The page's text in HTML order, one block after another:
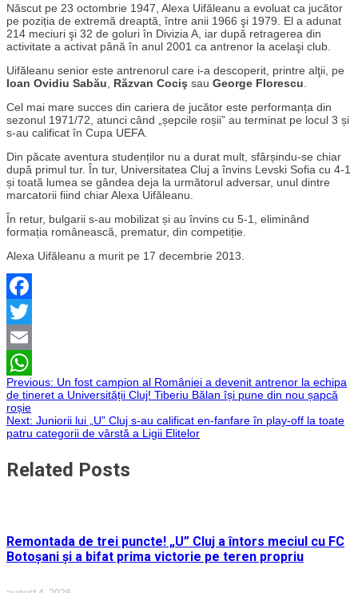
Născut pe 23 octombrie 1947, Alexa Uifăleanu a evoluat ca jucător
pe poziția de extremă dreaptă, între anii 1966 şi 1979. El a adunat
214 meciuri şi 32 de goluri în Divizia A, iar după retragerea din
activitate a activat până în anul 2001 ca antrenor la acelaşi club.
Uifăleanu senior este antrenorul care i-a descoperit, printre alţii, pe
Ioan Ovidiu Sabău
Răzvan Cociş sau George Florescu
Cel mai mare succes din cariera de jucător este performanța din
sezonul 1971/72, atunci când „șepcile roșii” au terminat pe locul 3 și
s-au calificat în Cupa UEFA.
Din păcate aventura studenților nu a durat mult, sfârșindu-se chiar
după primul tur. În tur, Universitatea Cluj a învins Levski Sofia cu 4-1
și toată lumea se gândea deja la următorul adversar, unul dintre
marcatorii fiind chiar Alexa Uifăleanu.
În retur, bulgarii s-au mobilizat și au învins cu 5-1, eliminând
formația românească, prematur, din competiție.
Alexa Uifăleanu a murit pe 17 decembrie 2013.
Facebook
Twitter
Email
WhatsApp
Navigare
în
Previous: Un fost campion al României a devenit antrenor la echipa
de tineret a Universității Cluj! Tiberiu Bălan își pune din nou șapcă
roșie
Next: Juniorii lui „U” Cluj s-au calificat en-fanfare în play-off la toate
patru categorii de vârstă a Ligii Elitelor
Related Posts
Remontada de trei puncte! „U” Cluj a întors meciul cu FC
Botoșani și a bifat prima victorie pe teren propriu